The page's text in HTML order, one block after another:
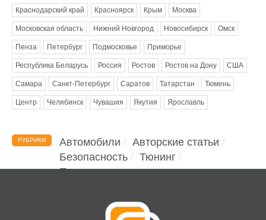
Краснодарский край Красноярск Крым Москва
Московская область Нижний Новгород Новосибирск Омск
Пенза Петербург Подмосковье Приморье
Республика Беларусь Россия Ростов Ростов на Дону США
Самара Санкт-Петербург Саратов Татарстан Тюмень
Центр Челябинск Чувашия Якутия Ярославль
РУБРИКИ Автомобили
Авторские статьи
Безопасность
Тюнинг
Помощь водителю